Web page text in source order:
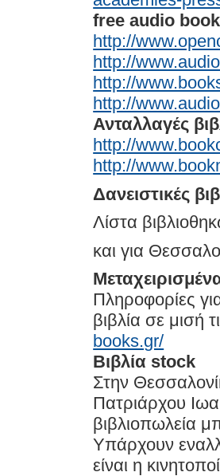
free audio
http://
http://
http://
http://
Ανταλλαγές
http://
http://
Δανειστικές
Λίστα
και για
Πληροφορίες
βιβλία σε μισή
books.gr/
Βιβλία stock
Στην
Πατριάρχου
βιβλιοπωλεία
Υπάρχουν
είναι η